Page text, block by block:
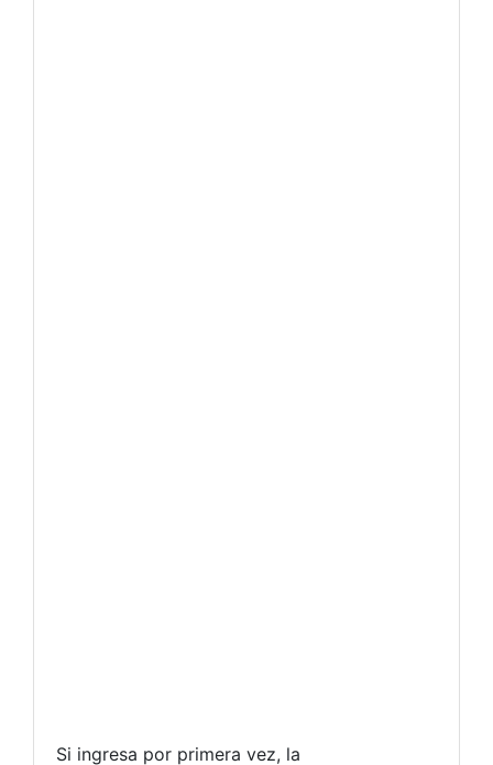
Si ingresa por primera vez, la